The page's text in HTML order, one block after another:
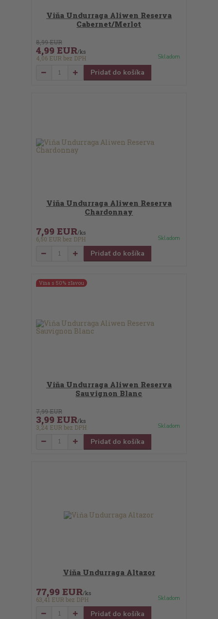
Viňa Undurraga Aliwen Reserva
Cabernet/Merlot
8,99 EUR
4,99 EUR/ks
4,06 EUR bez DPH Skladom
Pridať do košíka
Viňa Undurraga Aliwen Reserva
Chardonnay
7,99 EUR/ks
6,50 EUR bez DPH Skladom
Pridať do košíka
Vína s 50% zľavou
Viňa Undurraga Aliwen Reserva
Sauvignon Blanc
7,99 EUR
3,99 EUR/ks
3,24 EUR bez DPH Skladom
Pridať do košíka
Viňa Undurraga Altazor
77,99 EUR/ks
63,41 EUR bez DPH Skladom
Pridať do košíka